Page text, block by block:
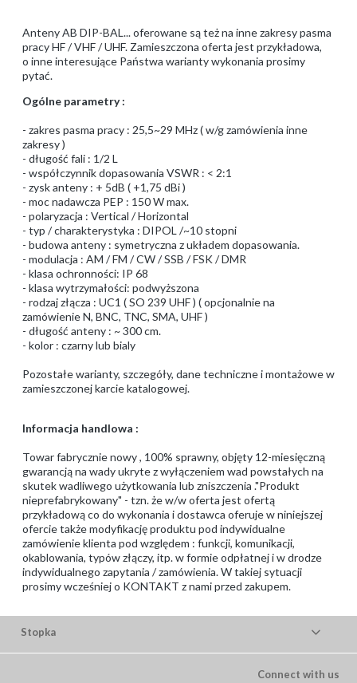
Anteny AB DIP-BAL... oferowane są też na inne zakresy pasma
pracy HF / VHF / UHF. Zamieszczona oferta jest przykładowa,
o inne interesujące Państwa warianty wykonania prosimy
pytać.
Ogólne parametry :
- zakres pasma pracy : 25,5~29 MHz ( w/g zamówienia inne
zakresy )
- długość fali : 1/2 L
- współczynnik dopasowania VSWR : < 2:1
- zysk anteny : + 5dB ( +1,75 dBi )
- moc nadawcza PEP : 150 W max.
- polaryzacja : Vertical / Horizontal
- typ / charakterystyka : DIPOL /~10 stopni
- budowa anteny : symetryczna z układem dopasowania.
- modulacja : AM / FM / CW / SSB / FSK / DMR
- klasa ochronności: IP 68
- klasa wytrzymałości: podwyższona
- rodzaj złącza : UC1 ( SO 239 UHF ) ( opcjonalnie na
zamówienie N, BNC, TNC, SMA, UHF )
- długość anteny : ~ 300 cm.
- kolor : czarny lub bialy
Pozostałe warianty, szczegóły, dane techniczne i montażowe w
zamieszczonej karcie katalogowej.
Informacja handlowa :
Towar fabrycznie nowy , 100% sprawny, objęty 12-miesięczną
gwarancją na wady ukryte z wyłączeniem wad powstałych na
skutek wadliwego użytkowania lub zniszczenia ."Produkt
nieprefabrykowany" - tzn. że w/w oferta jest ofertą
przykładową co do wykonania i dostawca oferuje w niniejszej
ofercie także modyfikację produktu pod indywidualne
zamówienie klienta pod względem : funkcji, komunikacji,
okablowania, typów złączy, itp. w formie odpłatnej i w drodze
indywidualnego zapytania / zamówienia. W takiej sytuacji
prosimy wcześniej o KONTAKT z nami przed zakupem.
Stopka
Connect with us